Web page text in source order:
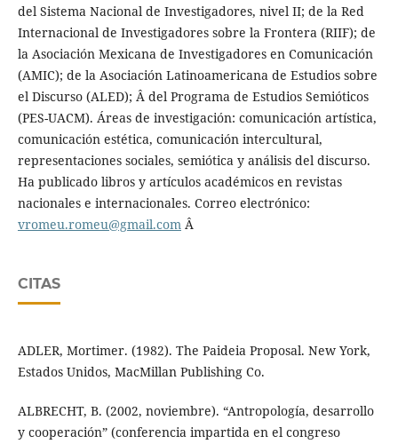
del Sistema Nacional de Investigadores, nivel II; de la Red
Internacional de Investigadores sobre la Frontera (RIIF); de
la Asociación Mexicana de Investigadores en Comunicación
(AMIC); de la Asociación Latinoamericana de Estudios sobre
el Discurso (ALED); Â del Programa de Estudios Semióticos
(PES-UACM). Áreas de investigación: comunicación artística,
comunicación estética, comunicación intercultural,
representaciones sociales, semiótica y análisis del discurso.
Ha publicado libros y artículos académicos en revistas
nacionales e internacionales. Correo electrónico:
vromeu.romeu@gmail.comÂ
CITAS
ADLER, Mortimer. (1982). The Paideia Proposal. New York,
Estados Unidos, MacMillan Publishing Co.
ALBRECHT, B. (2002, noviembre). “Antropología, desarrollo
y cooperación” (conferencia impartida en el congreso